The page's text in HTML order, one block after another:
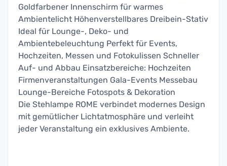
Goldfarbener Innenschirm für warmes
Ambientelicht Höhenverstellbares Dreibein-Stativ
Ideal für Lounge-, Deko- und
Ambientebeleuchtung Perfekt für Events,
Hochzeiten, Messen und Fotokulissen Schneller
Auf- und Abbau Einsatzbereiche: Hochzeiten
Firmenveranstaltungen Gala-Events Messebau
Lounge-Bereiche Fotospots & Dekoration
Die Stehlampe ROME verbindet modernes Design
mit gemütlicher Lichtatmosphäre und verleiht
jeder Veranstaltung ein exklusives Ambiente.